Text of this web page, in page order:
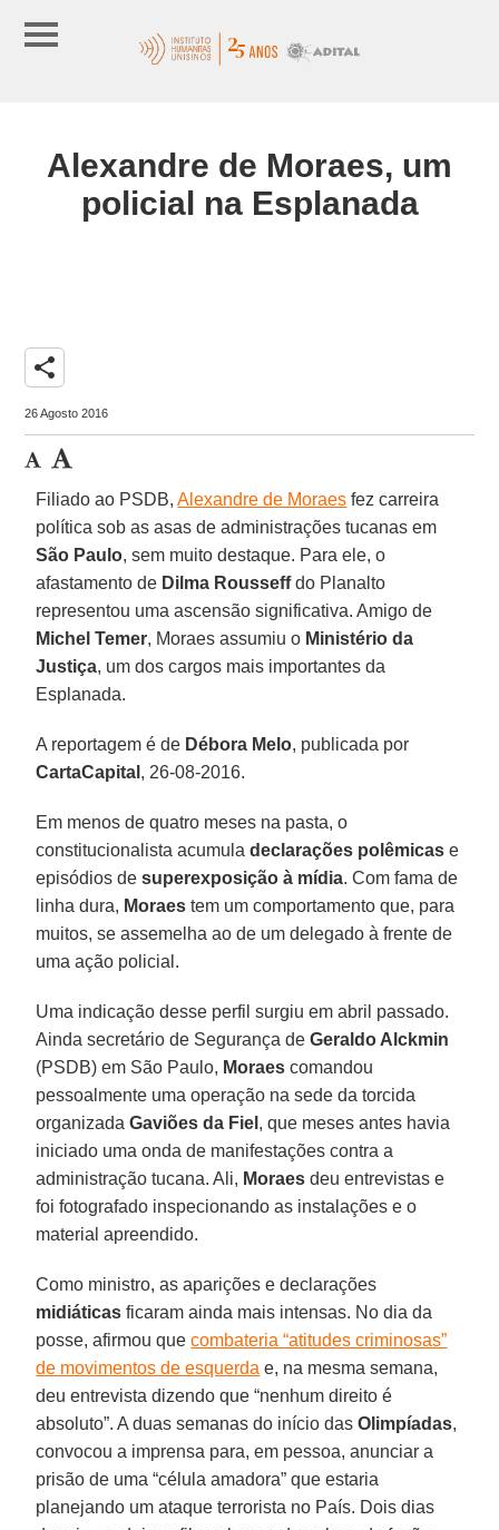
Alexandre de Moraes, um
policial na Esplanada
share
26 Agosto 2016
Filiado ao PSDB,Alexandre de Moraes fez carreira
política sob as asas de administrações tucanas em
São Paulo, sem muito destaque. Para ele, o
afastamento de Dilma Rousseffdo Planalto
representou uma ascensão significativa. Amigo de
Michel Temer, Moraes assumiu o Ministério da
Justiça, um dos cargos mais importantes da
Esplanada.
A reportagem é de Débora Melo, publicada por
CartaCapital , 26-08-2016.
Em menos de quatro meses na pasta, o
constitucionalista acumuladeclarações polêmicas e
episódios de superexposição à mídia. Com fama de
linha dura, Moraes tem um comportamento que, para
muitos, se assemelha ao de um delegado à frente de
uma ação policial.
Uma indicação desse perfil surgiu em abril passado.
Ainda secretário de Segurança deGeraldo Alckmin
(PSDB) em São Paulo, Moraes comandou
pessoalmente uma operação na sede da torcida
organizadaGaviões da Fiel , que meses antes havia
iniciado uma onda de manifestações contra a
administração tucana. Ali, Moraes deu entrevistas e
foi fotografado inspecionando as instalações e o
material apreendido.
Como ministro, as aparições e declarações
midiáticas ficaram ainda mais intensas. No dia da
posse, afirmou quecombateria “atitudes criminosas”
de movimentos de esquerda e, na mesma semana,
deu entrevista dizendo que “nenhum direito é
absoluto”. A duas semanas do início dasOlimpíadas,
convocou a imprensa para, em pessoa, anunciar a
prisão de uma “célula amadora” que estaria
planejando um ataque terrorista no País. Dois dias